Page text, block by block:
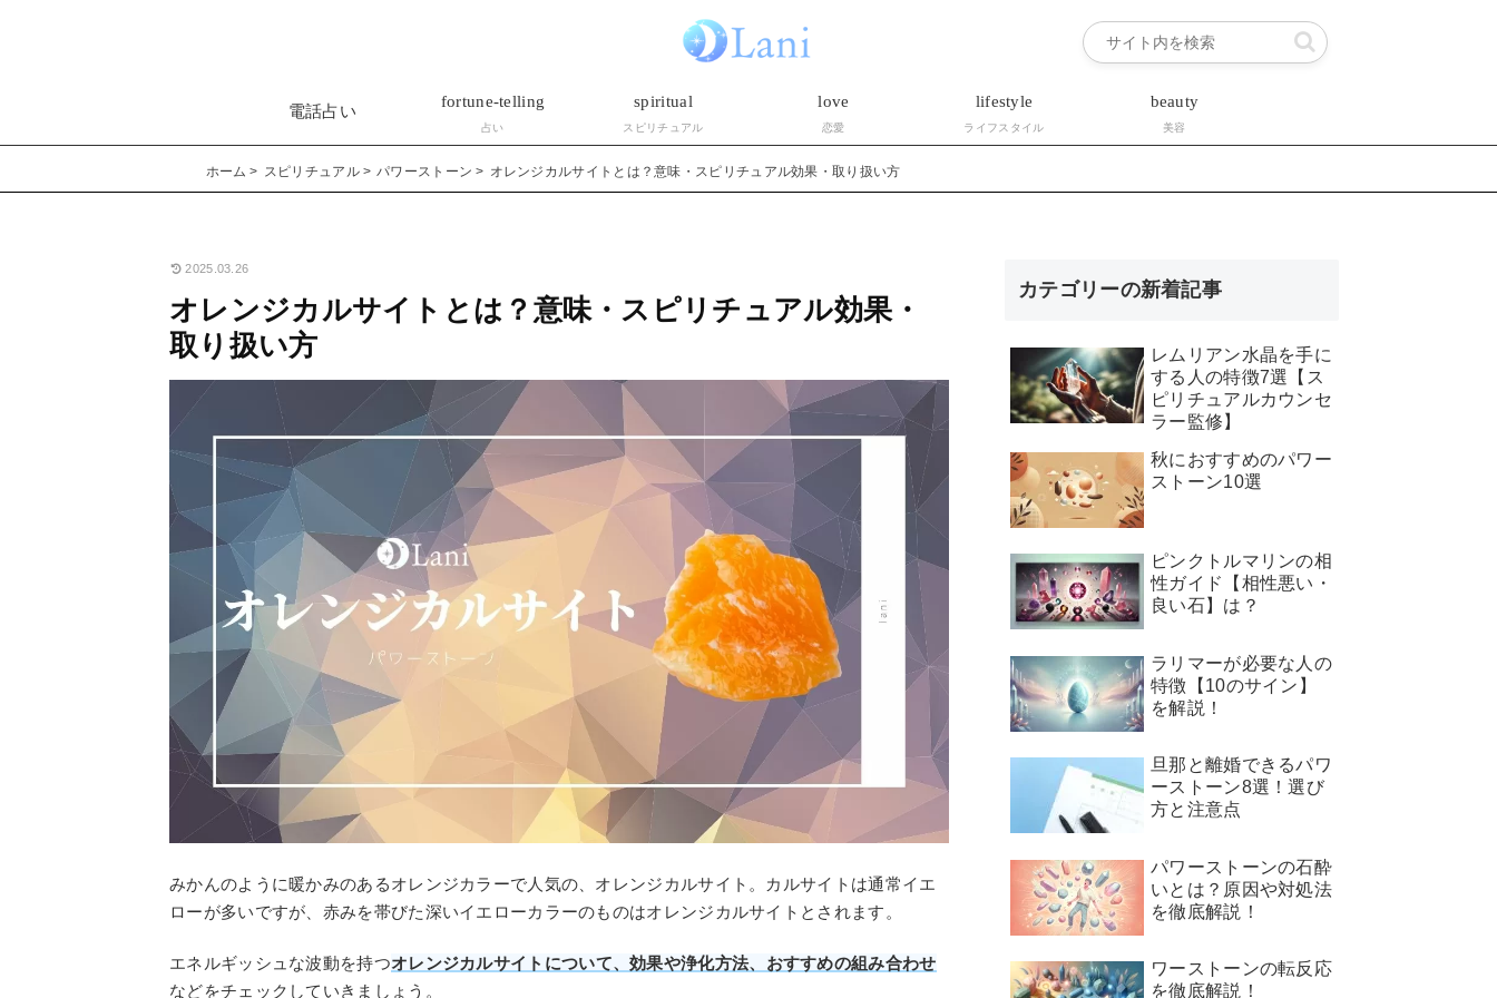
電話占い
fortune-telling
占い
spiritual
スピリチュアル
love
恋愛
lifestyle
ライフスタイル
beauty
美容
ホーム スピリチュアル パワーストーン オレンジカルサイトとは？意味・スピリチュアル効果・取り扱い方
2025.03.26
オレンジカルサイトとは？意味・スピリチュアル効果・
取り扱い方
みかんのように暖かみのあるオレンジカラーで人気の、オレンジカルサイト。カルサイトは通常イエ
ローが多いですが、赤みを帯びた深いイエローカラーのものはオレンジカルサイトとされます。
エネルギッシュな波動を持つオレンジカルサイトについて、効果や浄化方法、おすすめの組み合わせ
などをチェックしていきましょう。
カテゴリーの新着記事
レムリアン水晶を手に
する人の特徴7選【ス
ピリチュアルカウンセ
ラー監修】
秋におすすめのパワー
ストーン10選
ピンクトルマリンの相
性ガイド【相性悪い・
良い石】は？
ラリマーが必要な人の
特徴【10のサイン】
を解説！
旦那と離婚できるパワ
ーストーン8選！選び
方と注意点
パワーストーンの石酔
いとは？原因や対処法
を徹底解説！
ワーストーンの転反応
を徹底解説！